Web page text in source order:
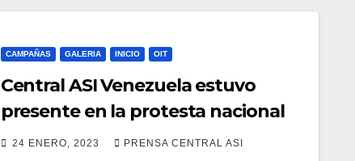
CAMPAÑAS GALERIA INICIO OIT
Central ASI Venezuela estuvo
presente en la protesta nacional
por un salario digno
24 ENERO, 2023 PRENSA CENTRAL ASI